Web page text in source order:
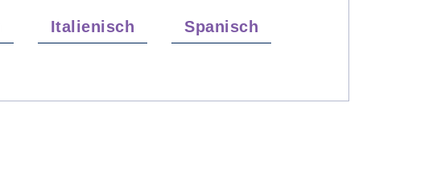
Italienisch Spanisch